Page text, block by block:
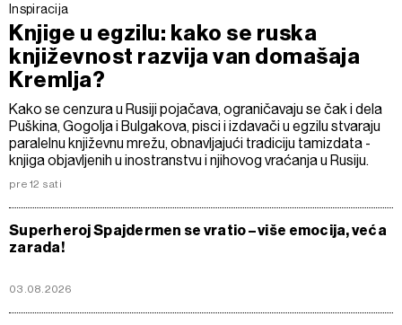
Inspiracija
Knjige u egzilu: kako se ruska
književnost razvija van domašaja
Kremlja?
Kako se cenzura u Rusiji pojačava, ograničavaju se čak i dela
Puškina, Gogolja i Bulgakova, pisci i izdavači u egzilu stvaraju
paralelnu književnu mrežu, obnavljajući tradiciju tamizdata -
knjiga objavljenih u inostranstvu i njihovog vraćanja u Rusiju.
pre 12 sati
Superheroj Spajdermen se vratio – više emocija, veća
zarada!
03.08.2026